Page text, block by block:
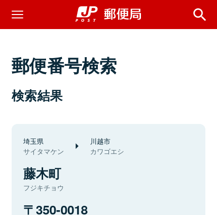
郵便番号検索
検索結果
埼玉県
サイタマケン
川越市
カワゴエシ
藤木町
フジキチョウ
350-0018